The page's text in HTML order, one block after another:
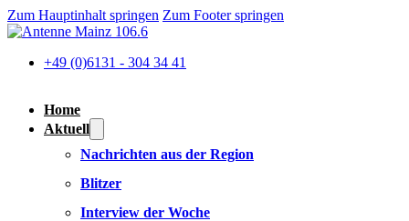
Zum Hauptinhalt springen Zum Footer springen
+49 (0)6131 - 304 34 41
Home
Aktuell
Nachrichten aus der Region
Blitzer
Interview der Woche